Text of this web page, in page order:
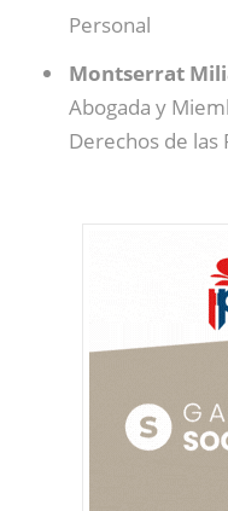
Personal
Montserrat
Abogada y
Derechos de las